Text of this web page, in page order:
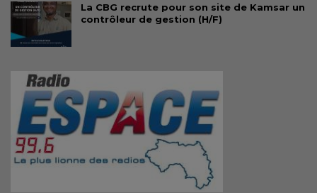
La CBG recrute pour son site de Kamsar un
contrôleur de gestion (H/F)